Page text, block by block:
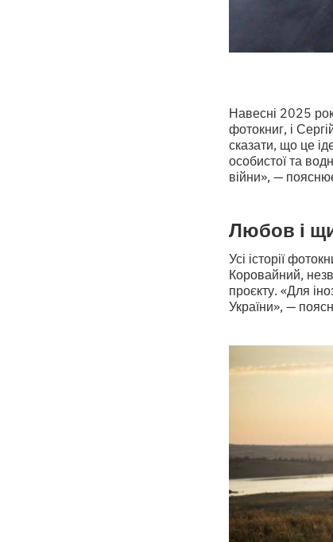
Навесні 2025
фотокниг, і
сказати, що це
особистої та
війни», —
Любов і
Усі історії
Коровайний,
проєкту. «Для
України», —